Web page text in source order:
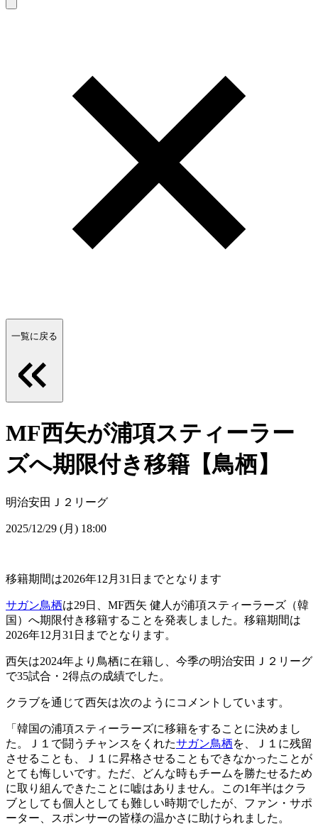
一覧に戻る
MF西矢が浦項スティーラー
ズへ期限付き移籍【鳥栖】
明治安田Ｊ２リーグ
2025/12/29 (月) 18:00
移籍期間は2026年12月31日までとなります
サガン鳥栖は29日、MF西矢 健人が浦項スティーラーズ（韓
国）へ期限付き移籍することを発表しました。移籍期間は
2026年12月31日までとなります。
西矢は2024年より鳥栖に在籍し、今季の明治安田Ｊ２リーグ
で35試合・2得点の成績でした。
クラブを通じて西矢は次のようにコメントしています。
「韓国の浦項スティーラーズに移籍をすることに決めまし
た。Ｊ１で闘うチャンスをくれたサガン鳥栖を、Ｊ１に残留
させることも、Ｊ１に昇格させることもできなかったことが
とても悔しいです。ただ、どんな時もチームを勝たせるため
に取り組んできたことに嘘はありません。この1年半はクラ
ブとしても個人としても難しい時期でしたが、ファン・サポ
ーター、スポンサーの皆様の温かさに助けられました。